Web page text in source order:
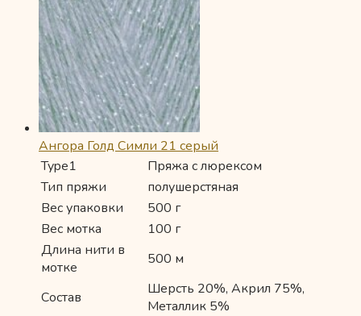
Ангора Голд Симли 21 серый
Type1
Пряжа с люрексом
Тип пряжи
полушерстяная
Вес упаковки
500 г
Вес мотка
100 г
Длина нити в
мотке
500 м
Состав
Шерсть 20%, Акрил 75%,
Металлик 5%